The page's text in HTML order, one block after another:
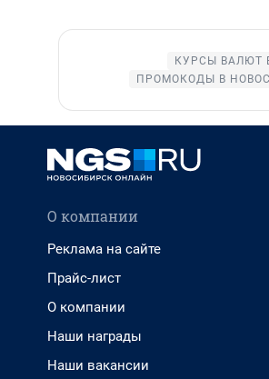
КУРСЫ ВАЛЮТ
ПРОМОКОДЫ В
О компании
Реклама на сайте
Прайс-лист
О компании
Наши награды
Наши вакансии